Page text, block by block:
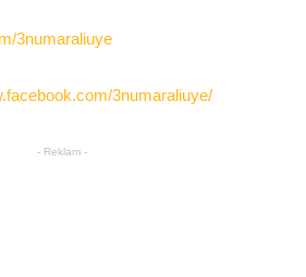
3numaraliuye
3numaraliuye/
- Reklam -